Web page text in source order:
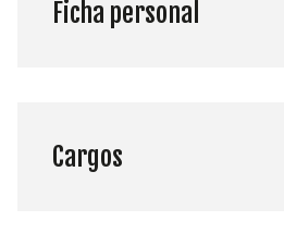
Ficha personal
Cargos